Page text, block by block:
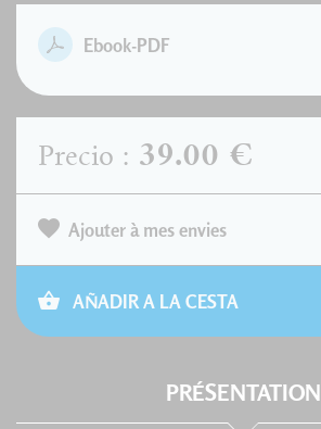
Ebook-PDF
Precio : 39.00 €
Ajouter à mes envies
AÑADIR A LA CESTA
PRÉSENTATION